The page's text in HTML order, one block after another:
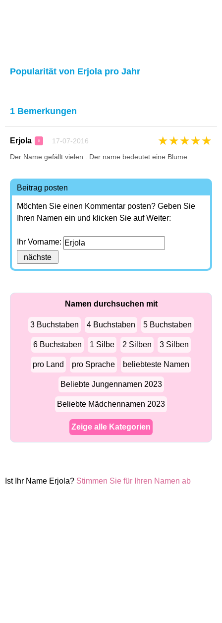
Popularität von Erjola pro Jahr
1 Bemerkungen
Erjola ♀ 17-07-2016 ★★★★★
Der Name gefällt vielen . Der name bedeutet eine Blume
Beitrag posten
Möchten Sie einen Kommentar posten? Geben Sie
Ihren Namen ein und klicken Sie auf Weiter:
Ihr Vorname:
Namen durchsuchen mit
3 Buchstaben 4 Buchstaben 5 Buchstaben
6 Buchstaben 1 Silbe 2 Silben 3 Silben
pro Land pro Sprache beliebteste Namen
Beliebte Jungennamen 2023
Beliebte Mädchennamen 2023
Zeige alle Kategorien
Ist Ihr Name Erjola? Stimmen Sie für Ihren Namen ab